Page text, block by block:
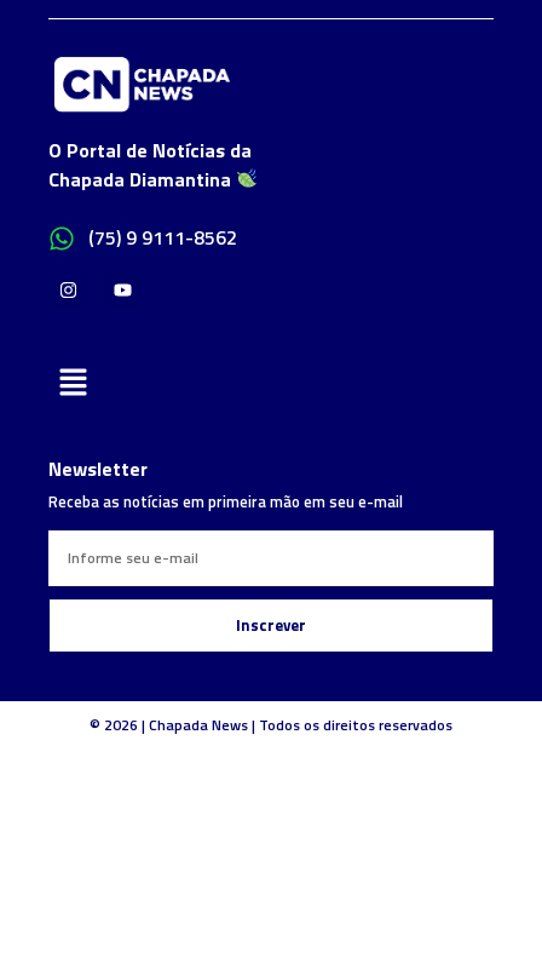
O Portal de Notícias da
Chapada Diamantina
(75) 9 9111-8562
Newsletter
Receba as notícias em primeira mão em seu e-mail
Inscrever
© 2026 | Chapada News | Todos os direitos reservados